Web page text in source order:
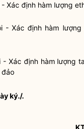
Xác định hàm lượng
- Xác định hàm
- Xác định hàm lượng
đảo
ký./.